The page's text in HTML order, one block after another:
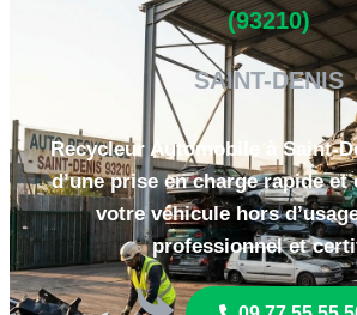
(93210)
SAINT-DENIS
Recycleur Automobile à Saint-
d’une prise en charge rapide et
votre véhicule hors
professionnel et